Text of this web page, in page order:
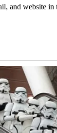
and website